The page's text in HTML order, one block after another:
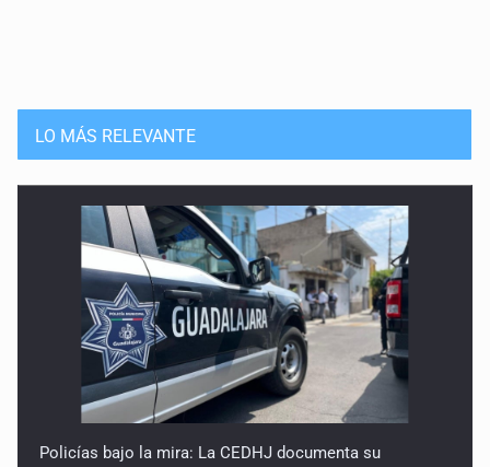
LO MÁS RELEVANTE
Policías bajo la mira: La CEDHJ documenta su